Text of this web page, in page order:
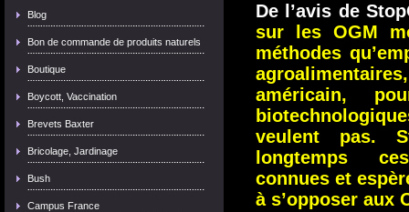
Blog
Bon de commande de produits naturels
Boutique
Boycott, Vaccination
Brevets Baxter
Bricolage, Jardinage
Bush
Campus France
De l’avis de
sur les OGM
méthodes
américain,
veulent pas.
longtemps
connues et
à s’opposer aux